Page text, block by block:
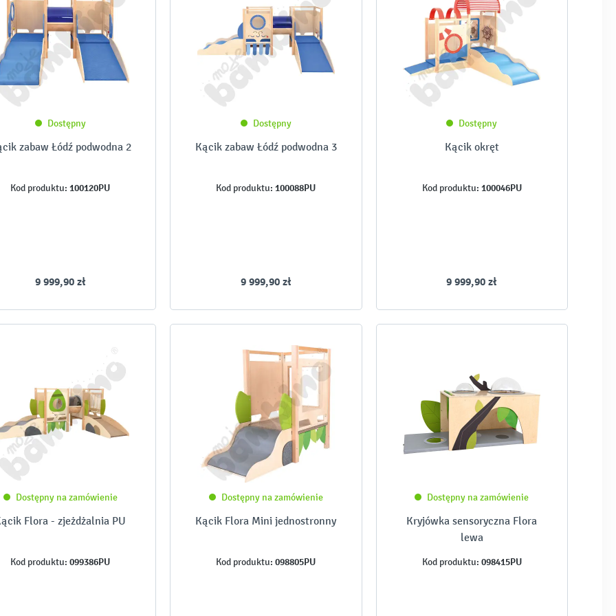
Dostępny
zabaw Łódź podwodna 2
Kod produktu: 100120PU
9 999,90 zł
Dostępny
Kącik zabaw Łódź podwodna 3
Kod produktu: 100088PU
9 999,90 zł
Dostępny
Kącik okręt
Kod produktu: 100046PU
9 999,90 zł
Dostępny na zamówienie
Flora - zjeżdżalnia PU
Kod produktu: 099386PU
Dostępny na zamówienie
Kącik Flora Mini jednostronny
Kod produktu: 098805PU
Dostępny na zamówienie
Kryjówka sensoryczna Flora
lewa
Kod produktu: 098415PU